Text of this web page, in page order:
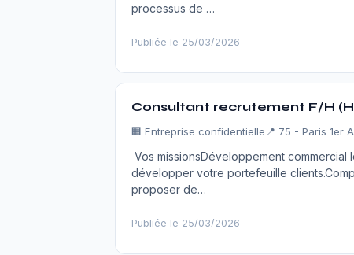
processus de …
Publiée le 25/03/2026
Consultant recrutement F/H
🏢 Entreprise confidentielle 📍 75 - Paris 1er
Vos missionsDéveloppement
développer votre portefeuille
proposer de…
Publiée le 25/03/2026